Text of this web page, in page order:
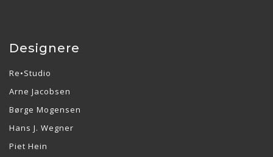
Designere
Re•Studio
Arne Jacobsen
Børge Mogensen
Hans J. Wegner
Piet Hein